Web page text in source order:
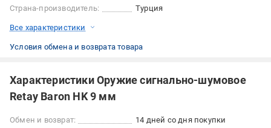
Страна-производитель:
Турция
Все характеристики
Условия обмена и возврата товара
Характеристики Оружие сигнально-шумовое
Retay Baron HK 9 мм
Обмен и возврат: 14 дней со дня покупки